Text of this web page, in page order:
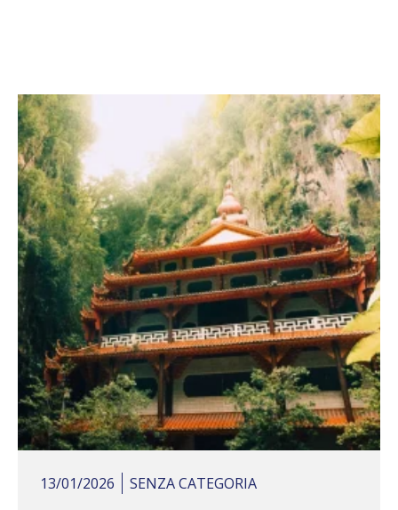
13/01/2026 SENZA CATEGORIA